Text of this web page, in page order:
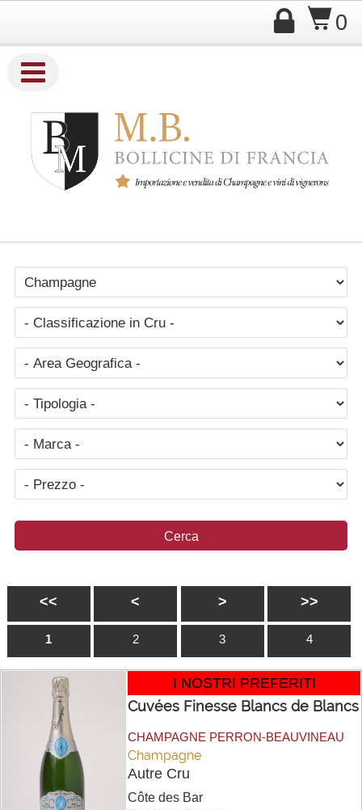
$0


<< < > >>
1 2 3 4
I NOSTRI PREFERITI
Cuvées Finesse Blancs de Blancs
CHAMPAGNE PERRON-BEAUVINEAU
Champagne
Autre Cru
Côte des Bar